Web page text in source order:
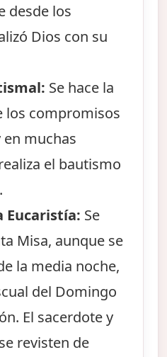
desde los
Dios con su
Se hace la
los compromisos
muchas
el bautismo
Eucaristía: Se
Misa, aunque se
la media noche,
del Domingo
El sacerdote y
revisten de